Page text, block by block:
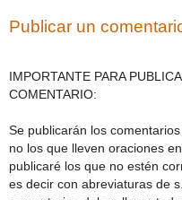
Publicar un
IMPORTANTE PARA
COMENTARIO:
Se publicarán los
no los que lleven oraciones
publicaré los que no estén
es decir con abreviaturas de